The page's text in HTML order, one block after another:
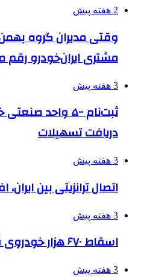
2 هفته پیش
وقتی مدیران گروه
مشتری ایران‌خودرو رقم
3 هفته پیش
ثبت‌نام ۵۰۰ واحد
دریافت تسهیلات
3 هفته پیش
اتصال ترانزیتی بین
3 هفته پیش
اسقاط ۶۷۰ هزار خودروی فرسوده طی ۳ سال
3 هفته پیش